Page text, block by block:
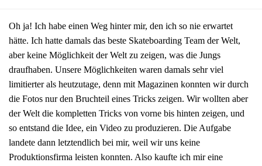
Oh ja! Ich habe einen Weg hinter mir, den ich so nie erwartet
hätte. Ich hatte damals das beste Skateboarding Team der Welt,
aber keine Möglichkeit der Welt zu zeigen, was die Jungs
draufhaben. Unsere Möglichkeiten waren damals sehr viel
limitierter als heutzutage, denn mit Magazinen konnten wir durch
die Fotos nur den Bruchteil eines Tricks zeigen. Wir wollten aber
der Welt die kompletten Tricks von vorne bis hinten zeigen, und
so entstand die Idee, ein Video zu produzieren. Die Aufgabe
landete dann letztendlich bei mir, weil wir uns keine
Produktionsfirma leisten konnten. Also kaufte ich mir eine